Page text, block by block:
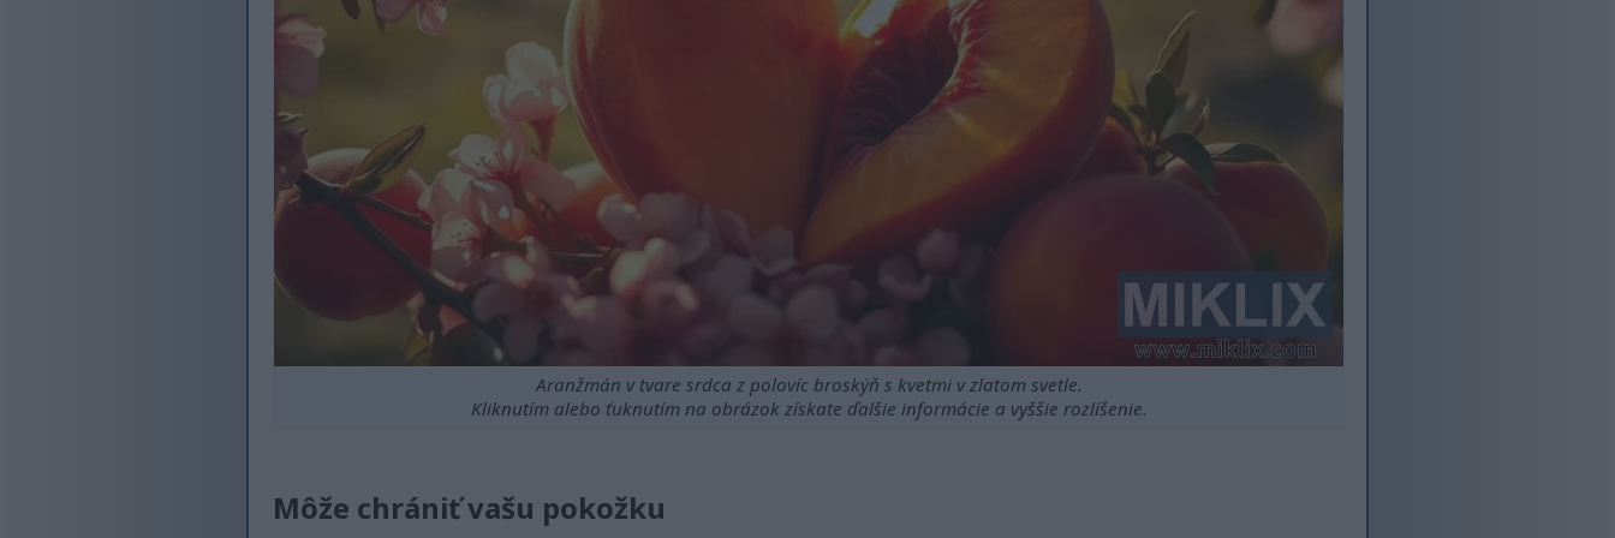
Aranžmán v tvare srdca z polovíc broskýň s kvetmi v zlatom svetle.
Kliknutím alebo ťuknutím na obrázok získate ďalšie informácie a vyššie rozlíšenie.
Môže chrániť vašu pokožku